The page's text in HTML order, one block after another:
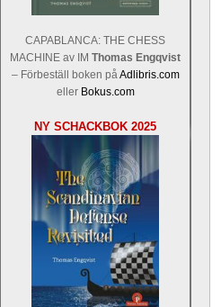
CAPABLANCA: THE CHESS
MACHINE av IM Thomas Engqvist
– Förbeställ boken påAdlibris.com
eller Bokus.com
NY SCHACKBOK 2025